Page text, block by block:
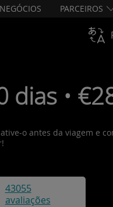
NEGÓCIOS PARCEIROS
dias •
o antes da viagem e
43055
avaliações